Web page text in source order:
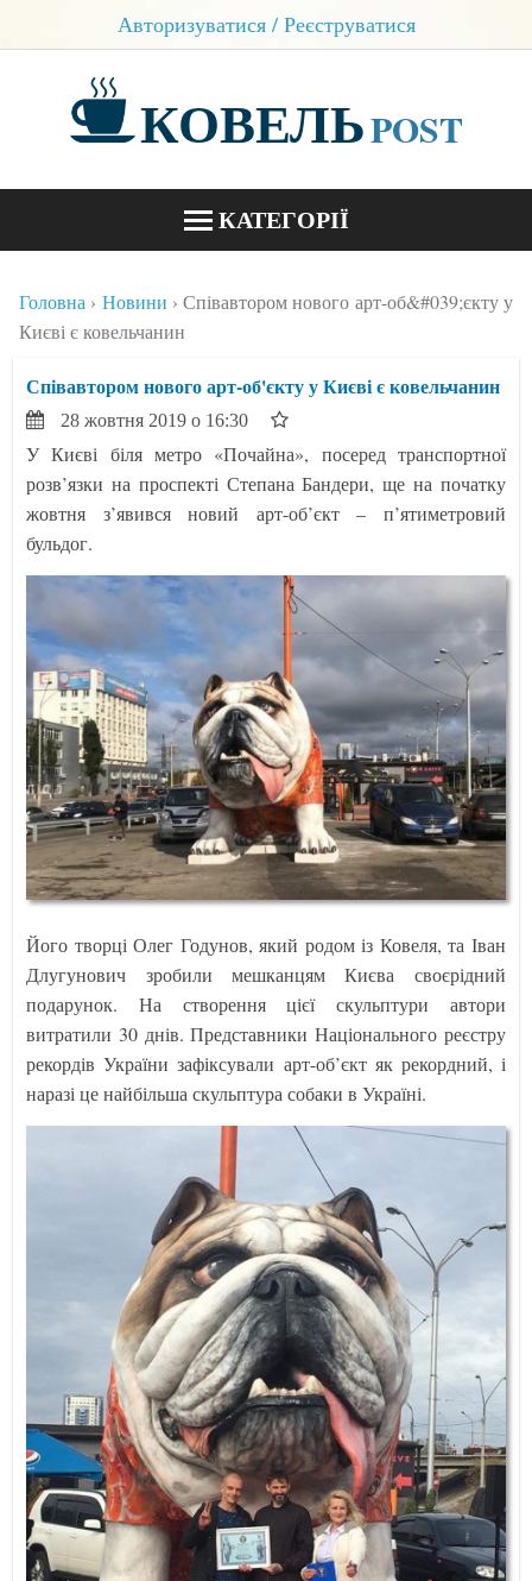
Авторизуватися / Реєструватися
КОВЕЛЬPOST
КАТЕГОРІЇ
КОНТАКТИ
Головна Новини
Співавтором нового арт-об&#039;єкту у
Києві є ковельчанин
Співавтором нового арт-об'єкту у Києві є ковельчанин
28 жовтня 2019 о 16:30
У Києві біля метро «Почайна», посеред транспортної
розв’язки на проспекті Степана Бандери, ще на початку
жовтня з’явився новий арт-об’єкт – п’ятиметровий
бульдог.
Його творці Олег Годунов, який родом із Ковеля, та Іван
Длугунович зробили мешканцям Києва своєрідний
подарунок. На створення цієї скульптури автори
витратили 30 днів. Представники Національного реєстру
рекордів України зафіксували арт-об’єкт як рекордний, і
наразі це найбільша скульптура собаки в Україні.